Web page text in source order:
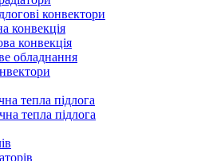
конвектори
конвекція
конвекція
обладнання
тепла підлога
тепла підлога